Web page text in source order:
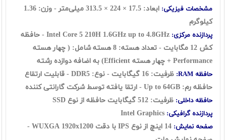
مشخصات فیزیکی:
ابعاد: 17.5 × 224 × 313.5 میلی‌متر - وزن: 1.36
کیلوگرم
پردازنده مرکزی:
Intel Core 5 210H 1.6GHz up to 4.8GHz - حافظه
کش 12 مگابایت - تعداد هسته: 8 هسته شامل: ( چهار هسته
Performance + چهار هسته Efficient) به اضافه دوازده رشته
حافظه RAM:
ظرفیت: 16 گيگابايت - نوع: DDR5 - قابلیت ارتقاع
حافظه رم: Up to 64GB - ارتقا یافته توسط شرکت گارانتی کننده
حافظه داخلی: ظرفیت: 512 گیگابایت حافظه از نوع SSD
پردازنده گرافیکی:
صفحه نمایش:
14 اینچ از نوع IPS با دقت WUXGA 1920x1200 -